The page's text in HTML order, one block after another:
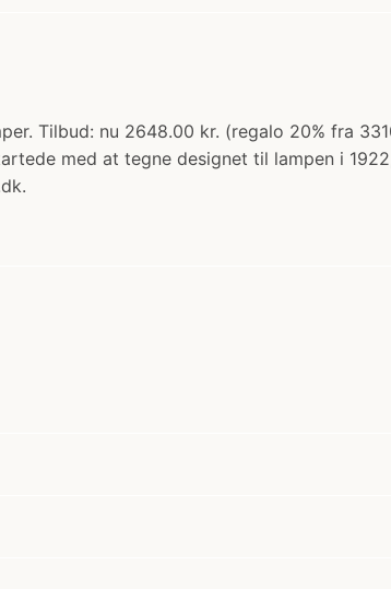
Tilbud: nu 2648.00 kr. (regalo 20% fra
med at tegne designet til lampen i